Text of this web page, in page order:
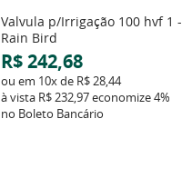
Valvula p/Irrigação 100 hvf 1 -
Rain Bird
R$ 242,68
ou em 10xde R$ 28,44
à vista R$ 232,97economize4%
no Boleto Bancário